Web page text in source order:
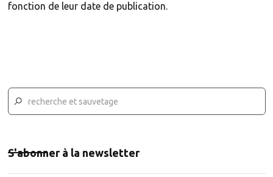
fonction de leur date de publication.
S'abonner à la newsletter